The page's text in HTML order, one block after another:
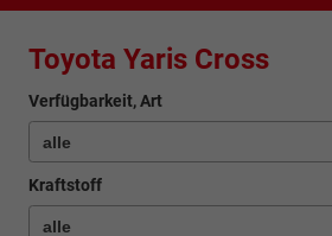
Toyota Yaris Cross
Verfügbarkeit, Art
Kraftstoff